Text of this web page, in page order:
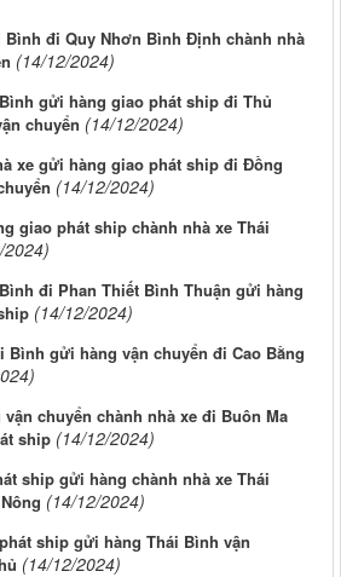
Bình đi Quy Nhơn Bình Định chành nhà
(14/12/2024)
gửi hàng giao phát ship đi Thủ
chuyển (14/12/2024)
xe gửi hàng giao phát ship đi Đồng
(14/12/2024)
giao phát ship chành nhà xe Thái
2024)
đi Phan Thiết Bình Thuận gửi hàng
(14/12/2024)
Bình gửi hàng vận chuyển đi Cao Bằng
chuyển chành nhà xe đi Buôn Ma
ship (14/12/2024)
ship gửi hàng chành nhà xe Thái
(14/12/2024)
ship gửi hàng Thái Bình vận
(14/12/2024)